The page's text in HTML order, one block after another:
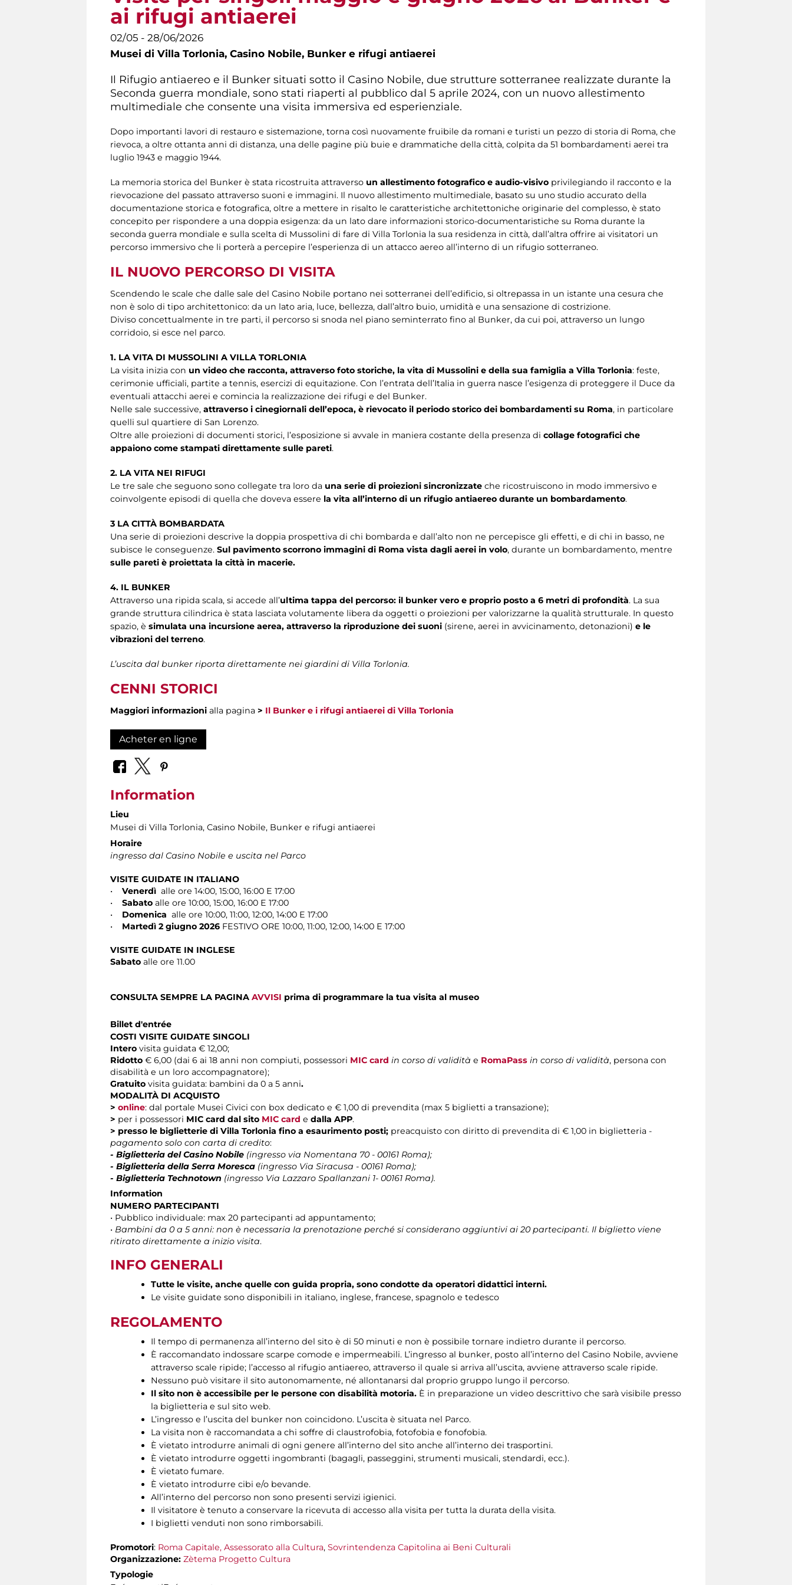
ai rifugi antiaerei
02/05 - 28/06/2026
Musei di Villa Torlonia, Casino Nobile, Bunker e rifugi antiaerei
Il Rifugio antiaereo e il Bunker situati sotto il Casino Nobile, due strutture sotterranee realizzate durante la
Seconda guerra mondiale, sono stati riaperti al pubblico dal 5 aprile 2024, con un nuovo allestimento
multimediale che consente una visita immersiva ed esperienziale.
Dopo importanti lavori di restauro e sistemazione, torna così nuovamente fruibile da romani e turisti un pezzo di storia di Roma, che
rievoca, a oltre ottanta anni di distanza, una delle pagine più buie e drammatiche della città, colpita da 51 bombardamenti aerei tra
luglio 1943 e maggio 1944.
La memoria storica del Bunker è stata ricostruita attraverso un allestimento fotografico e audio-visivo privilegiando il racconto e la
rievocazione del passato attraverso suoni e immagini. Il nuovo allestimento multimediale, basato su uno studio accurato della
documentazione storica e fotografica, oltre a mettere in risalto le caratteristiche architettoniche originarie del complesso, è stato
concepito per rispondere a una doppia esigenza: da un lato dare informazioni storico-documentaristiche su Roma durante la
seconda guerra mondiale e sulla scelta di Mussolini di fare di Villa Torlonia la sua residenza in città, dall’altra offrire ai visitatori un
percorso immersivo che li porterà a percepire l’esperienza di un attacco aereo all’interno di un rifugio sotterraneo.
IL NUOVO PERCORSO DI VISITA
Scendendo le scale che dalle sale del Casino Nobile portano nei sotterranei dell’edificio, si oltrepassa in un istante una cesura che
non è solo di tipo architettonico: da un lato aria, luce, bellezza, dall’altro buio, umidità e una sensazione di costrizione.
Diviso concettualmente in tre parti, il percorso si snoda nel piano seminterrato fino al Bunker, da cui poi, attraverso un lungo
corridoio, si esce nel parco.
1. LA VITA DI MUSSOLINI A VILLA TORLONIA
La visita inizia con un video che racconta, attraverso foto storiche, la vita di Mussolini e della sua famiglia a Villa Torlonia: feste,
cerimonie ufficiali, partite a tennis, esercizi di equitazione. Con l’entrata dell’Italia in guerra nasce l’esigenza di proteggere il Duce da
eventuali attacchi aerei e comincia la realizzazione dei rifugi e del Bunker.
Nelle sale successive, attraverso i cinegiornali dell’epoca, è rievocato il periodo storico dei bombardamenti su Roma, in particolare
quelli sul quartiere di San Lorenzo.
Oltre alle proiezioni di documenti storici, l’esposizione si avvale in maniera costante della presenza di collage fotografici che
appaiono come stampati direttamente sulle pareti.
2. LA VITA NEI RIFUGI
Le tre sale che seguono sono collegate tra loro da una serie di proiezioni sincronizzate che ricostruiscono in modo immersivo e
coinvolgente episodi di quella che doveva essere la vita all’interno di un rifugio antiaereo durante un bombardamento.
3 LA CITTÀ BOMBARDATA
Una serie di proiezioni descrive la doppia prospettiva di chi bombarda e dall’alto non ne percepisce gli effetti, e di chi in basso, ne
subisce le conseguenze. Sul pavimento scorrono immagini di Roma vista dagli aerei in volo, durante un bombardamento, mentre
sulle pareti è proiettata la città in macerie.
4. IL BUNKER
Attraverso una ripida scala, si accede all’ultima tappa del percorso: il bunker vero e proprio posto a 6 metri di profondità. La sua
grande struttura cilindrica è stata lasciata volutamente libera da oggetti o proiezioni per valorizzarne la qualità strutturale. In questo
spazio, è simulata una incursione aerea, attraverso la riproduzione dei suoni (sirene, aerei in avvicinamento, detonazioni) e le
vibrazioni del terreno.
L’uscita dal bunker riporta direttamente nei giardini di Villa Torlonia.
CENNI STORICI
Maggiori informazioni alla pagina > Il Bunker e i rifugi antiaerei di Villa Torlonia
Acheter en ligne
Information
Lieu
Musei di Villa Torlonia, Casino Nobile, Bunker e rifugi antiaerei
Horaire
ingresso dal Casino Nobile e uscita nel Parco
VISITE GUIDATE IN ITALIANO
• Venerdì alle ore 14:00, 15:00, 16:00 E 17:00
• Sabato alle ore 10:00, 15:00, 16:00 E 17:00
• Domenica alle ore 10:00, 11:00, 12:00, 14:00 E 17:00
• Martedì 2 giugno 2026 FESTIVO ORE 10:00, 11:00, 12:00, 14:00 E 17:00
VISITE GUIDATE IN INGLESE
Sabato alle ore 11.00
CONSULTA SEMPRE LA PAGINA AVVISI prima di programmare la tua visita al museo
Billet d'entrée
COSTI VISITE GUIDATE SINGOLI
Intero visita guidata € 12,00;
Ridotto € 6,00 (dai 6 ai 18 anni non compiuti, possessori MIC card in corso di validità e RomaPass in corso di validità, persona con
disabilità e un loro accompagnatore);
Gratuito visita guidata: bambini da 0 a 5 anni.
MODALITÀ DI ACQUISTO
> online: dal portale Musei Civici con box dedicato e € 1,00 di prevendita (max 5 biglietti a transazione);
> per i possessori MIC card dal sito MIC card e dalla APP.
> presso le biglietterie di Villa Torlonia fino a esaurimento posti; preacquisto con diritto di prevendita di € 1,00 in biglietteria -
pagamento solo con carta di credito:
- Biglietteria del Casino Nobile (ingresso via Nomentana 70 - 00161 Roma);
- Biglietteria della Serra Moresca (ingresso Via Siracusa - 00161 Roma);
- Biglietteria Technotown (ingresso Via Lazzaro Spallanzani 1- 00161 Roma).
Information
NUMERO PARTECIPANTI
• Pubblico individuale: max 20 partecipanti ad appuntamento;
• Bambini da 0 a 5 anni: non è necessaria la prenotazione perché si considerano aggiuntivi ai 20 partecipanti. Il biglietto viene
ritirato direttamente a inizio visita.
INFO GENERALI
Tutte le visite, anche quelle con guida propria, sono condotte da operatori didattici interni.
Le visite guidate sono disponibili in italiano, inglese, francese, spagnolo e tedesco
REGOLAMENTO
Il tempo di permanenza all’interno del sito è di 50 minuti e non è possibile tornare indietro durante il percorso.
È raccomandato indossare scarpe comode e impermeabili. L’ingresso al bunker, posto all’interno del Casino Nobile, avviene
attraverso scale ripide; l’accesso al rifugio antiaereo, attraverso il quale si arriva all’uscita, avviene attraverso scale ripide.
Nessuno può visitare il sito autonomamente, né allontanarsi dal proprio gruppo lungo il percorso.
Il sito non è accessibile per le persone con disabilità motoria.È in preparazione un video descrittivo che sarà visibile presso
la biglietteria e sul sito web.
L’ingresso e l’uscita del bunker non coincidono. L’uscita è situata nel Parco.
La visita non è raccomandata a chi soffre di claustrofobia, fotofobia e fonofobia.
È vietato introdurre animali di ogni genere all’interno del sito anche all’interno dei trasportini.
È vietato introdurre oggetti ingombranti (bagagli, passeggini, strumenti musicali, stendardi, ecc.).
È vietato fumare.
È vietato introdurre cibi e/o bevande.
All’interno del percorso non sono presenti servizi igienici.
Il visitatore è tenuto a conservare la ricevuta di accesso alla visita per tutta la durata della visita.
I biglietti venduti non sono rimborsabili.
Promotori: Roma Capitale, Assessorato alla Cultura, Sovrintendenza Capitolina ai Beni Culturali
Organizzazione: Zètema Progetto Cultura
Typologie